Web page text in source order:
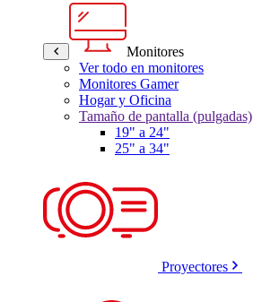
Monitores
Ver todo en monitores
Monitores Gamer
Hogar y Oficina
Tamaño de pantalla (pulgadas)
19" a 24"
25" a 34"
Proyectores